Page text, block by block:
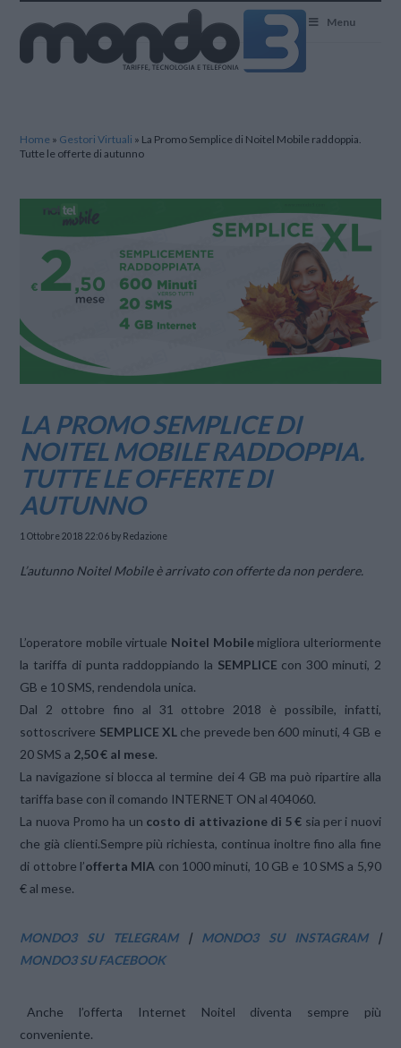
Menu
Home » Gestori Virtuali » La Promo Semplice di Noitel Mobile raddoppia.
Tutte le offerte di autunno
LA PROMO SEMPLICE DI
NOITEL MOBILE RADDOPPIA.
TUTTE LE OFFERTE DI
AUTUNNO
1 Ottobre 2018 22:06 by Redazione
L’autunno Noitel Mobile è arrivato con offerte da non perdere.
L’operatore mobile virtuale Noitel Mobilemigliora ulteriormente
la tariffa di punta raddoppiando la SEMPLICE con 300 minuti, 2
GB e 10 SMS, rendendola unica.
Dal 2 ottobre fino al 31 ottobre 2018 è possibile, infatti,
sottoscrivere SEMPLICE XL che prevede ben 600 minuti, 4 GB e
20 SMS a 2,50 € al mese.
La navigazione si blocca al termine dei 4 GB ma può ripartire alla
tariffa base con il comando INTERNET ON al 404060.
La nuova Promo ha un costo di attivazione di 5 € sia per i nuovi
che già clienti.Sempre più richiesta, continua inoltre fino alla fine
di ottobre l’offerta MIA con 1000 minuti, 10 GB e 10 SMS a 5,90
€ al mese.
MONDO3 SU TELEGRAM| MONDO3 SU INSTAGRAM|
MONDO3 SU FACEBOOK
Anche l’offerta Internet Noitel diventa sempre più
conveniente.